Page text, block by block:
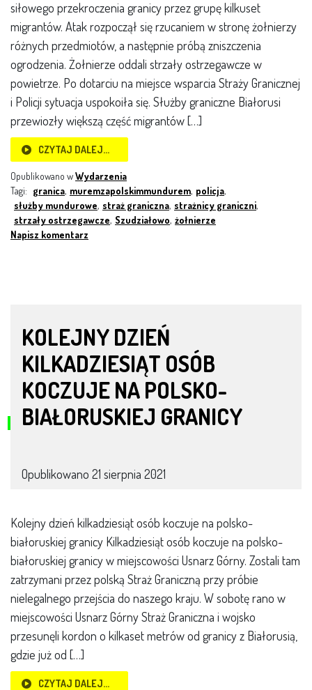
siłowego przekroczenia granicy przez grupę kilkuset
migrantów. Atak rozpoczął się rzucaniem w stronę żołnierzy
różnych przedmiotów, a następnie próbą zniszczenia
ogrodzenia. Żołnierze oddali strzały ostrzegawcze w
powietrze. Po dotarciu na miejsce wsparcia Straży Granicznej
i Policji sytuacja uspokoiła się. Służby graniczne Białorusi
przewiozły większą część migrantów […]
CZYTAJ DALEJ…
Opublikowano wWydarzenia
Tagi: granica, muremzapolskimmundurem, policja,
służby mundurowe, straż graniczna, strażnicy graniczni,
strzały ostrzegawcze, Szudziałowo, żołnierze
Napisz komentarz
KOLEJNY DZIEŃ
KILKADZIESIĄT OSÓB
KOCZUJE NA POLSKO-
BIAŁORUSKIEJ GRANICY
Opublikowano 21 sierpnia 2021
Kolejny dzień kilkadziesiąt osób koczuje na polsko-
białoruskiej granicy Kilkadziesiąt osób koczuje na polsko-
białoruskiej granicy w miejscowości Usnarz Górny. Zostali tam
zatrzymani przez polską Straż Graniczną przy próbie
nielegalnego przejścia do naszego kraju. W sobotę rano w
miejscowości Usnarz Górny Straż Graniczna i wojsko
przesunęli kordon o kilkaset metrów od granicy z Białorusią,
gdzie już od […]
CZYTAJ DALEJ…